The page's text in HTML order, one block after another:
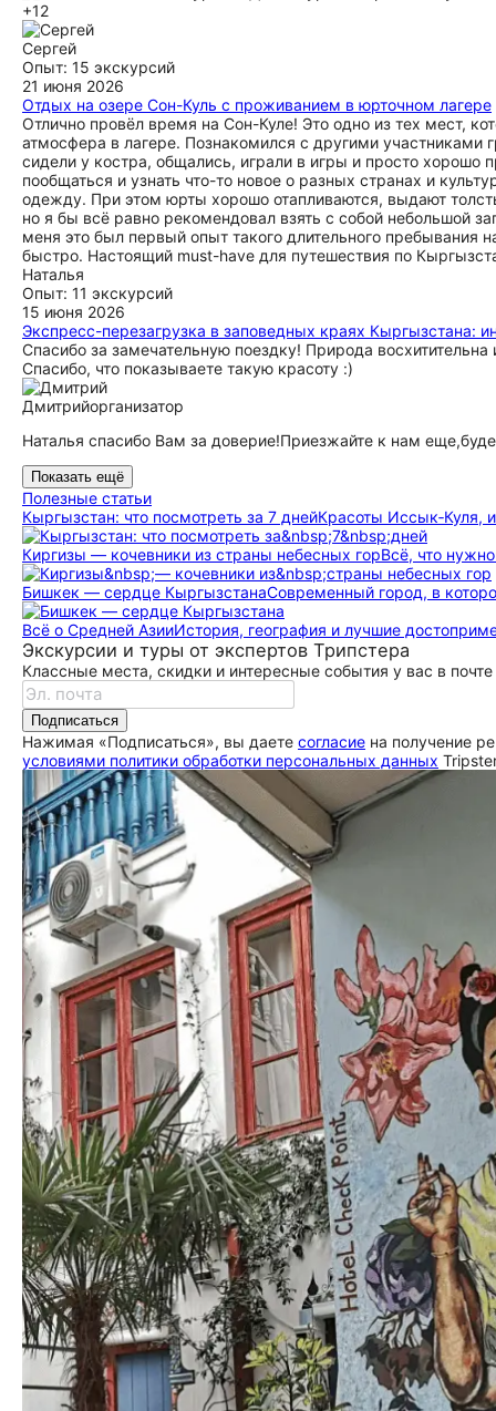
+12
Сергей
Опыт: 15 экскурсий
21 июня 2026
Отдых на озере Сон-Куль с проживанием в юрточном лагере
Отлично провёл время на Сон-Куле! Это одно из тех мест,
атмосфера в лагере. Познакомился с другими
сидели у костра, общались, играли в игры и просто
пообщаться и узнать что-то новое о разных странах и
одежду. При этом юрты хорошо отапливаются, выдают
но я бы всё равно рекомендовал взять с собой небольшой
меня это был первый опыт такого длительного
быстро. Настоящий must-have для путешествия по
Наталья
Опыт: 11 экскурсий
15 июня 2026
Экспресс-перезагрузка в заповедных краях Кыргызстана:
Спасибо за замечательную поездку! Природа
Спасибо, что показываете такую красоту :)
Дмитрийорганизатор
Наталья спасибо Вам за доверие!Приезжайте к нам
Показать ещё
Полезные статьи
Кыргызстан: что посмотреть за 7 днейКрасоты Иссык‑Куля,
Киргизы — кочевники из страны небесных горВсё, что
Бишкек — сердце КыргызстанаСовременный город, в
Всё о Средней АзииИстория, география и лучшие
Экскурсии и туры от экспертов Трипстера
Классные места, скидки и интересные события у вас в почте
Подписаться
Нажимая «Подписаться», вы даете согласие на получение
условиями политики обработки персональных данных